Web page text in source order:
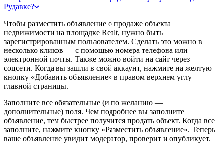
Рудавке?
Чтобы разместить объявление о продаже объекта
недвижимости на площадке Realt, нужно быть
зарегистрированным пользователем. Сделать это можно в
несколько кликов — с помощью номера телефона или
электронной почты. Также можно войти на сайт через
соцсети. Когда вы зашли в свой аккаунт, нажмите на желтую
кнопку «Добавить объявление» в правом верхнем углу
главной страницы.
Заполните все обязательные (и по желанию —
дополнительные) поля. Чем подробнее вы заполните
объявление, тем быстрее получится продать объект. Когда все
заполните, нажмите кнопку «Разместить объявление». Теперь
ваше объявление увидит модератор, проверит и опубликует.